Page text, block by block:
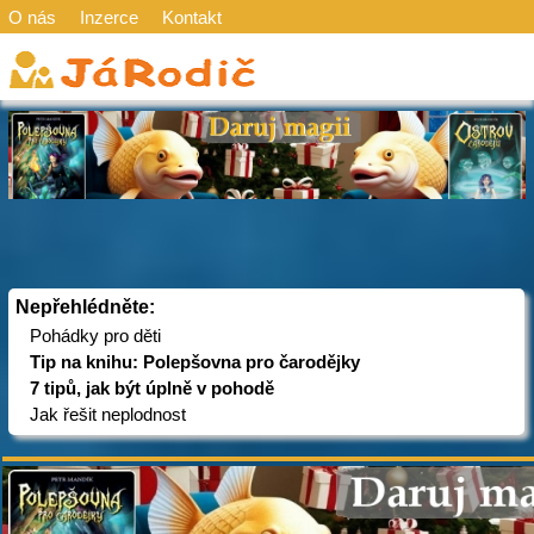
O nás Inzerce Kontakt
Nepřehlédněte:
Pohádky pro děti
Tip na knihu: Polepšovna pro čarodějky
7 tipů, jak být úplně v pohodě
Jak řešit neplodnost